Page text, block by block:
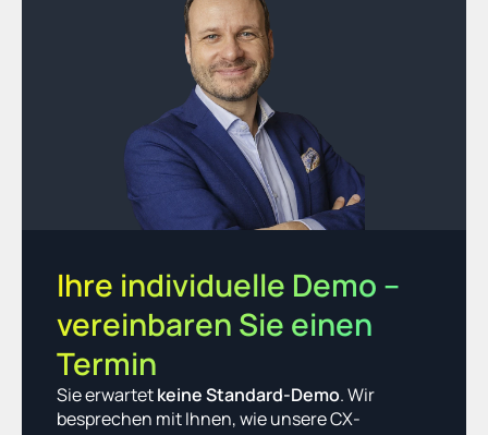
Ihre individuelle Demo –
vereinbaren Sie einen
Termin
Sie erwartet keine Standard-Demo. Wir
besprechen mit Ihnen, wie unsere CX-